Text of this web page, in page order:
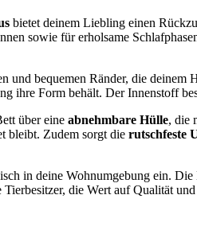
bietet deinem Liebling einen
sowie für erholsame
und bequemen Ränder, die
ihre Form behält. Der Innenstoff
über eine abnehmbare Hülle, die
bleibt. Zudem sorgt die rutschfeste
in deine Wohnumgebung ein.
die Wert auf Qualität